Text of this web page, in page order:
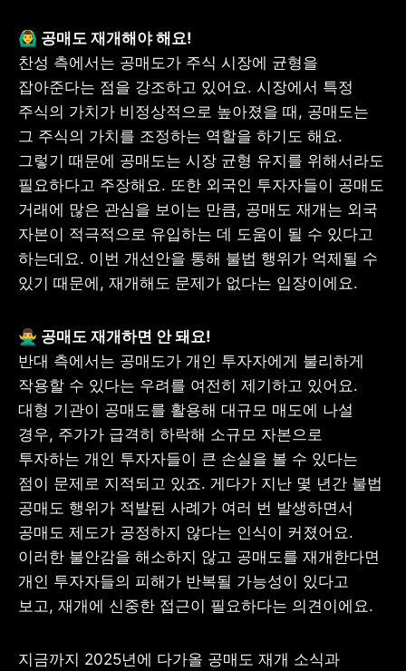
찬성 측에서는 공매도가 주식 시장에 균형을
잡아준다는 점을 강조하고 있어요. 시장에서 특정
주식의 가치가 비정상적으로 높아졌을 때, 공매도는
그 주식의 가치를 조정하는 역할을 하기도 해요.
그렇기 때문에 공매도는 시장 균형 유지를 위해서라도
필요하다고 주장해요. 또한 외국인 투자자들이 공매도
거래에 많은 관심을 보이는 만큼, 공매도 재개는 외국
자본이 적극적으로 유입하는 데 도움이 될 수 있다고
하는데요. 이번 개선안을 통해 불법 행위가 억제될 수
있기 때문에, 재개해도 문제가 없다는 입장이에요.
반대 측에서는 공매도가 개인 투자자에게 불리하게
작용할 수 있다는 우려를 여전히 제기하고 있어요.
대형 기관이 공매도를 활용해 대규모 매도에 나설
경우, 주가가 급격히 하락해 소규모 자본으로
투자하는 개인 투자자들이 큰 손실을 볼 수 있다는
점이 문제로 지적되고 있죠. 게다가 지난 몇 년간 불법
공매도 행위가 적발된 사례가 여러 번 발생하면서
공매도 제도가 공정하지 않다는 인식이 커졌어요.
이러한 불안감을 해소하지 않고 공매도를 재개한다면
개인 투자자들의 피해가 반복될 가능성이 있다고
보고, 재개에 신중한 접근이 필요하다는 의견이에요.
지금까지 2025년에 다가올 공매도 재개 소식과